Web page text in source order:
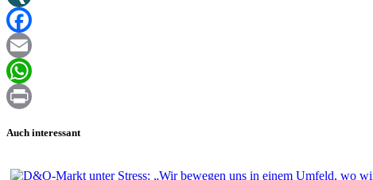
XING
Facebook
Email
WhatsApp
Auch interessant